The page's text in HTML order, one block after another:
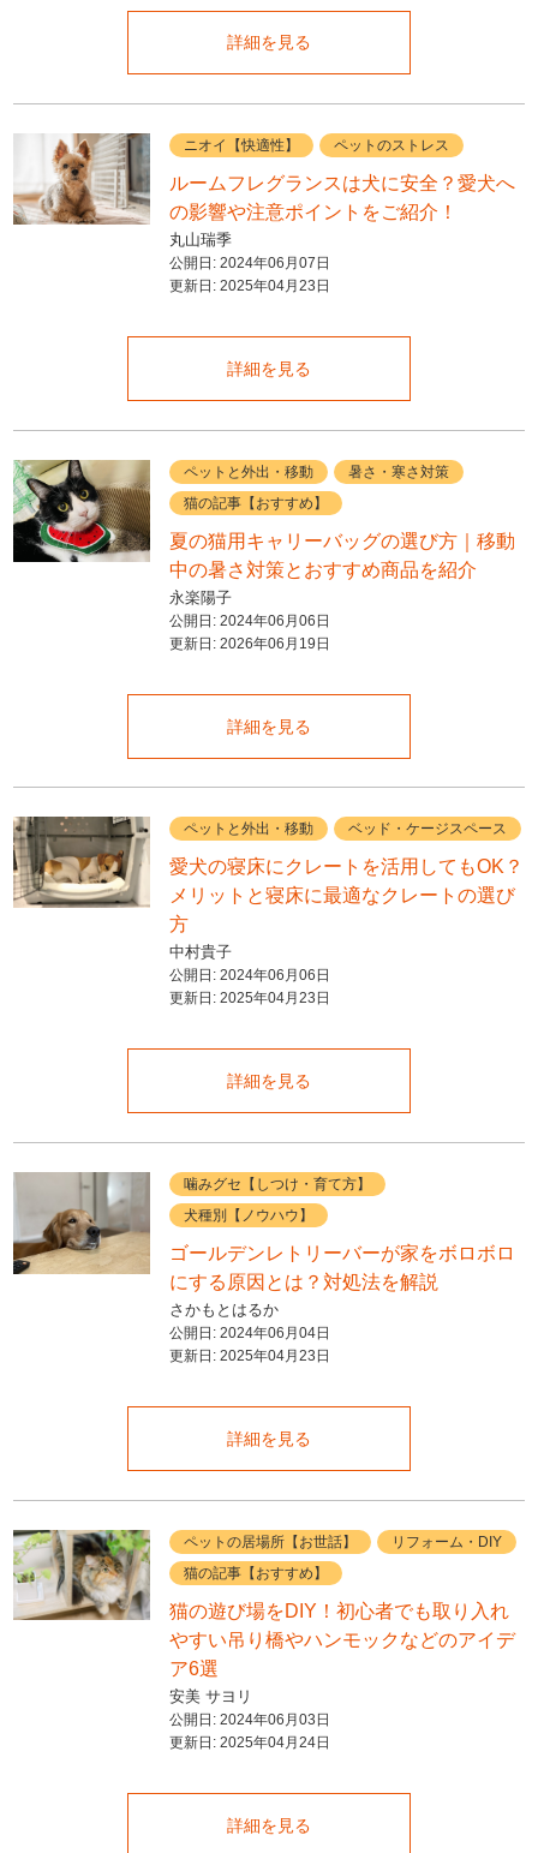
詳細を見る
ニオイ【快適性】 ペットのストレス
ルームフレグランスは犬に安全？愛犬へ
の影響や注意ポイントをご紹介！
丸山瑞季
公開日: 2024年06月07日
更新日: 2025年04月23日
詳細を見る
ペットと外出・移動
暑さ・寒さ対策
猫の記事【おすすめ】
夏の猫用キャリーバッグの選び方｜移動
中の暑さ対策とおすすめ商品を紹介
永楽陽子
公開日: 2024年06月06日
更新日: 2026年06月19日
詳細を見る
ペットと外出・移動 ベッド・ケージスペース
愛犬の寝床にクレートを活用してもOK？
メリットと寝床に最適なクレートの選び
方
中村貴子
公開日: 2024年06月06日
更新日: 2025年04月23日
詳細を見る
噛みグセ【しつけ・育て方】
犬種別【ノウハウ】
ゴールデンレトリーバーが家をボロボロ
にする原因とは？対処法を解説
さかもとはるか
公開日: 2024年06月04日
更新日: 2025年04月23日
詳細を見る
ペットの居場所【お世話】
リフォーム・DIY
猫の記事【おすすめ】
猫の遊び場をDIY！初心者でも取り入れ
やすい吊り橋やハンモックなどのアイデ
ア6選
安美 サヨリ
公開日: 2024年06月03日
更新日: 2025年04月24日
詳細を見る